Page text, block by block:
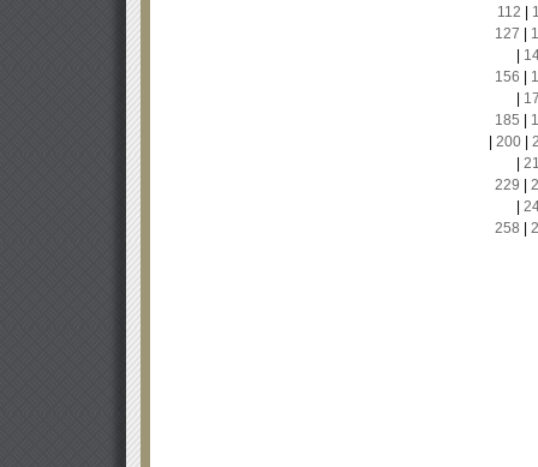
112
127
156
185
200|
229
258